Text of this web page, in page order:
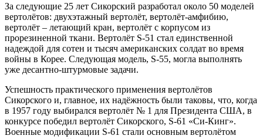
За следующие 25 лет Сикорский разработал около 50 моделей
вертолётов: двухэтажный вертолёт, вертолёт-амфибию,
вертолёт – летающий кран, вертолёт с корпусом из
прорезиненной ткани. Вертолёт S-51 стал единственной
надеждой для сотен и тысяч американских солдат во время
войны в Корее. Следующая модель, S-55, могла выполнять
уже десантно-штурмовые задачи.
Успешность практического применения вертолётов
Сикорского и, главное, их надёжность были таковы, что, когда
в 1957 году выбирался вертолёт № 1 для Президента США, в
конкурсе победил вертолёт Сикорского, S-61 «Си-Кинг».
Военные модификации S-61 стали основным вертолётом